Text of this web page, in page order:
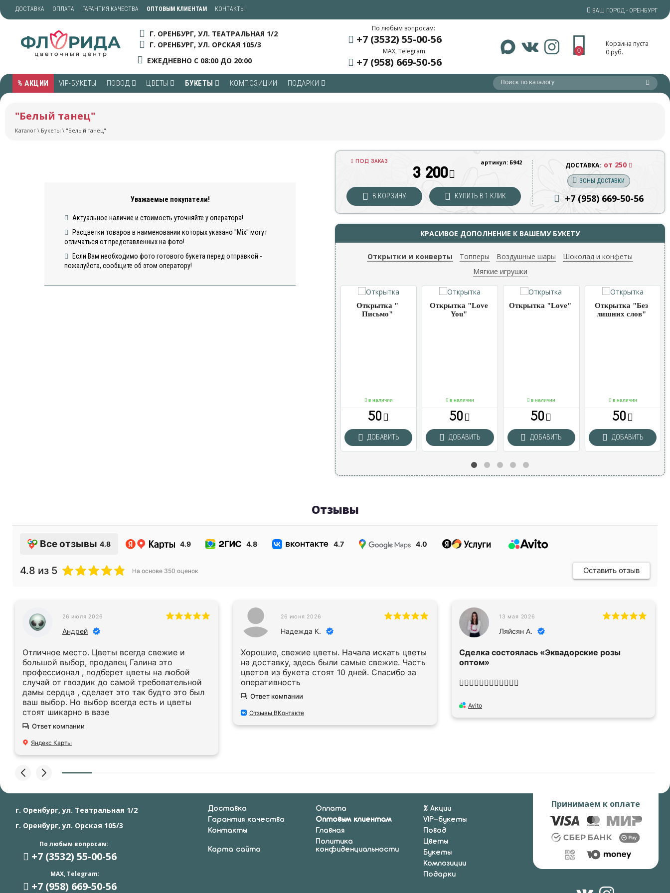
ВАШ ГОРОД - ОРЕНБУРГ
Г. ОРЕНБУРГ, УЛ. ТЕАТРАЛЬНАЯ 1/2
Г. ОРЕНБУРГ, УЛ. ОРСКАЯ 105/3
ЕЖЕДНЕВНО С 08:00 ДО 20:00
По любым вопросам:
+7 (3532) 55-00-56
MAX, Telegram:
+7 (958) 669-50-56
0
Корзина пуста
0 руб.
% АКЦИИ VIP-БУКЕТЫ ПОВОД ЦВЕТЫ БУКЕТЫ КОМПОЗИЦИИ ПОДАРКИ
ДОСТАВКА ОПЛАТА ГАРАНТИЯ КАЧЕСТВА ОПТОВЫМ КЛИЕНТАМ КОНТАКТЫ
"Белый танец"
Каталог \ Букеты \ "Белый танец"
Уважаемые покупатели!
Актуальное наличие и стоимость уточняйте у оператора!
Расцветки товаров в наименовании которых указано "Mix" могут
отличаться от представленных на фото!
Если Вам необходимо фото готового букета перед отправкой -
пожалуйста, сообщите об этом оператору!
артикул: Б942
ПОД ЗАКАЗ
3 200
В КОРЗИНУ КУПИТЬ В 1 КЛИК
ДОСТАВКА: от 250
ЗОНЫ ДОСТАВКИ
+7 (958) 669-50-56
КРАСИВОЕ ДОПОЛНЕНИЕ К ВАШЕМУ БУКЕТУ
Открытки и конверты Топперы Воздушные шары
Шоколад и конфеты
Мягкие игрушки
Открытка "
Письмо"
в наличии
50
ДОБАВИТЬ
Открытка "Love
You"
в наличии
50
ДОБАВИТЬ
Открытка "Love"
в наличии
50
ДОБАВИТЬ
Открытка "Без
лишних слов"
в наличии
50
ДОБАВИТЬ
Отзывы
Все отзывы 4.8 4.9 4.8 4.7 4.0
4.8 из 5 На основе 350 оценок Оставить отзыв
26 июля 2026
Андрей
Отличное место. Цветы всегда свежие и
большой выбор, продавец Галина это
профессионал , подберет цветы на любой
случай от гвоздик до самой требовательной
дамы сердца , сделает это так будто это был
ваш выбор. Но выбор всегда есть и цветы
стоят шикарно в вазе
Ответ компании
Яндекс Карты
26 июня 2026
Надежда К.
Хорошие, свежие цветы. Начала искать цветы
на доставку, здесь были самые свежие. Часть
цветов из букета стоят 10 дней. Спасибо за
оперативность
Ответ компании
Отзывы ВКонтакте
13 мая 2026
Ляйсян А.
Сделка состоялась «Эквадорские розы
оптом»
👍🏻👍🏻👍🏻👍🏻👍🏻👍🏻
Avito
г. Оренбург, ул. Театральная 1/2
г. Оренбург, ул. Орская 105/3
По любым вопросам:
+7 (3532) 55-00-56
MAX, Telegram:
+7 (958) 669-50-56
Доставка
Оплата
Гарантия качества
Оптовым клиентам
Контакты
Главная
Карта сайта
Политика
конфиденциальности
% Акции
VIP-букеты
Повод
Цветы
Букеты
Композиции
Подарки
Принимаем к оплате